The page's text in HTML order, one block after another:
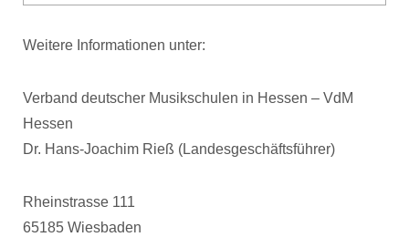
Weitere Informationen unter:
Verband deutscher Musikschulen in Hessen – VdM
Hessen
Dr. Hans-Joachim Rieß (Landesgeschäftsführer)
Rheinstrasse 111
65185 Wiesbaden